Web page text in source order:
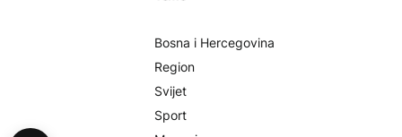
Bosna i Hercegovina
Region
Svijet
Sport